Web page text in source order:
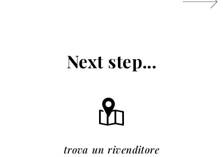
Next step...
trova un rivenditore